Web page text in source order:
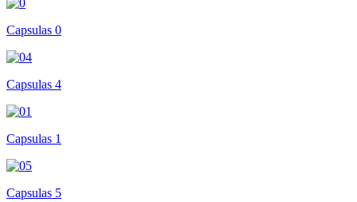
Capsulas 0
Capsulas 4
Capsulas 1
Capsulas 5